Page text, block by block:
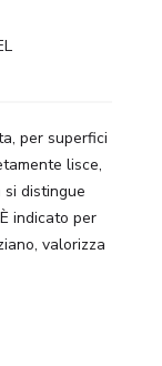
per superfici
lisce,
distingue
indicato per
valorizza